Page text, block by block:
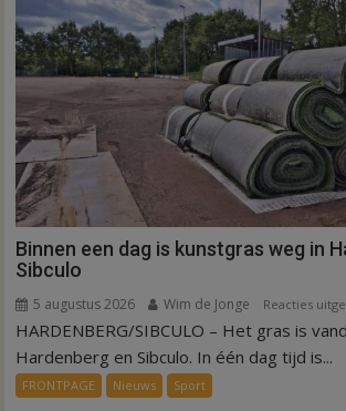
Binnen een dag is kunstgras weg in
Sibculo
5 augustus 2026 Wim de Jonge Reacties
HARDENBERG/SIBCULO – Het gras is
Hardenberg en Sibculo. In één dag tijd is...
FRONTPAGE Nieuws Sport